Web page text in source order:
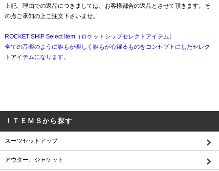
上記、理由での返品につきましては、お客様都合の返品とさせて頂きます。そ
の点ご承知の上ご注文下さいませ。
ROCKET SHIP Select Item（ロケットシップセレクトアイテム）
全ての音楽のように誰もが楽しく誰もが心躍るものをコンセプトにしたセレク
トアイテムになります。
ＩＴＥＭＳから探す
スーツセットアップ
アウター、ジャケット